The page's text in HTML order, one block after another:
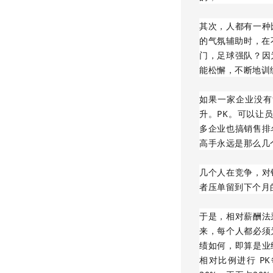
其次，人都有一
的气氛辅助时，
门，足球强队？
能松懈，不断地
如果一家企业没
升。PK。可以让
多企业也搞销售
高手永远是那么
几个人在竞争，
者压单留到下个
于是，相对薪酬
来，每个人都必
绩如何，即算是
相对比例进行